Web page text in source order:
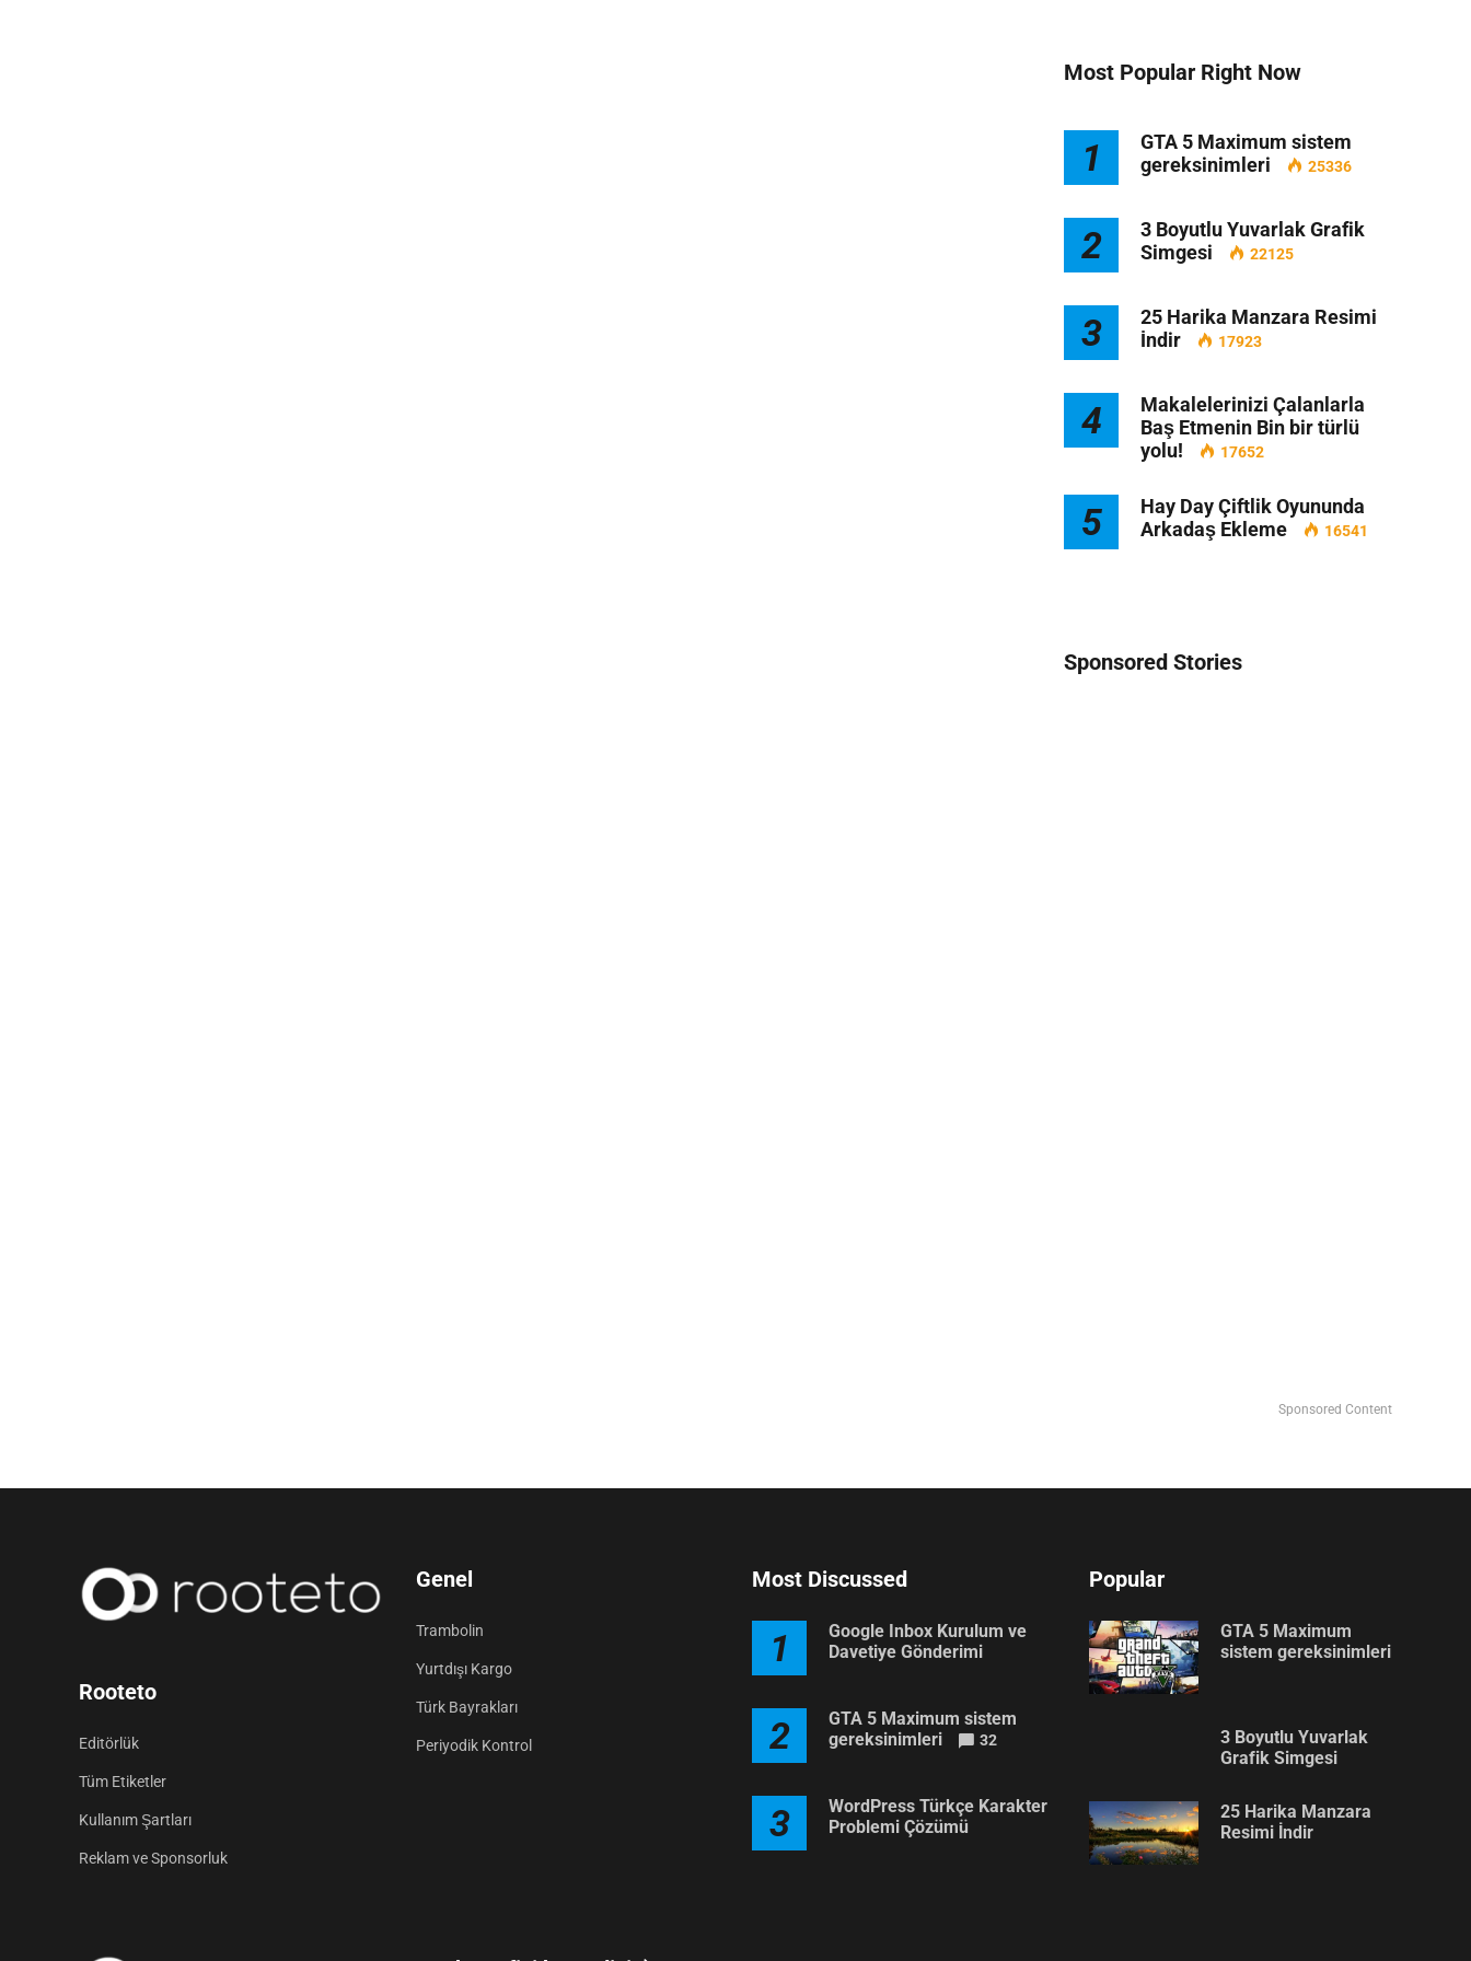
Most Popular Right Now
1
GTA 5 Maximum sistem
gereksinimleri
25336
2
3 Boyutlu Yuvarlak Grafik
Simgesi
22125
3
25 Harika Manzara Resimi
İndir
17923
4
Makalelerinizi Çalanlarla
Baş Etmenin Bin bir türlü
yolu!
17652
5
Hay Day Çiftlik Oyununda
Arkadaş Ekleme
16541
Sponsored Stories
Sponsored Content
Rooteto
Editörlük
Tüm Etiketler
Kullanım Şartları
Reklam ve Sponsorluk
Genel
Trambolin
Yurtdışı Kargo
Türk Bayrakları
Periyodik Kontrol
Most Discussed
1
Google Inbox Kurulum ve
Davetiye Gönderimi
2
GTA 5 Maximum sistem
gereksinimleri
32
3
WordPress Türkçe Karakter
Problemi Çözümü
Popular
GTA 5 Maximum
sistem gereksinimleri
3 Boyutlu Yuvarlak
Grafik Simgesi
25 Harika Manzara
Resimi İndir